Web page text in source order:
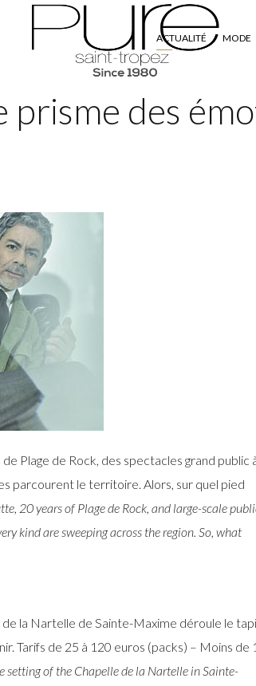
ACTUALITÉ MODE
prisme des
Plage de Rock, des spectacles grand public
parcourent le territoire. Alors, sur quel pied
20 years of Plage de Rock, and large-scale
kind are sweeping across the region. So, what
la Nartelle de Sainte-Maxime déroule le
Tarifs de 25 à 120 euros (packs) – Moins de
setting of the Chapelle de la Nartelle in Sainte-